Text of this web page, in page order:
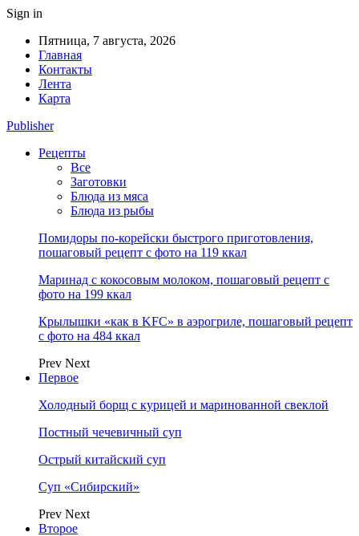
Sign in
Пятница, 7 августа, 2026
Главная
Контакты
Лента
Карта
Publisher
Рецепты
Все
Заготовки
Блюда из мяса
Блюда из рыбы
Помидоры по-корейски быстрого приготовления,
пошаговый рецепт с фото на 119 ккал
Маринад с кокосовым молоком, пошаговый рецепт с
фото на 199 ккал
Крылышки «как в KFC» в аэрогриле, пошаговый рецепт
с фото на 484 ккал
Prev Next
Первое
Холодный борщ с курицей и маринованной свеклой
Постный чечевичный суп
Острый китайский суп
Суп «Сибирский»
Prev Next
Второе